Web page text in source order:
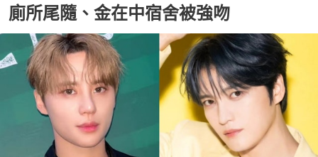
廁所尾隨、金在中宿舍被強吻